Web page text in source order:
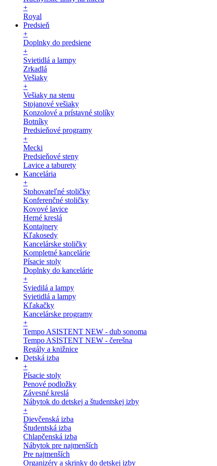
+
Royal
Predsieň
+
Doplnky do predsiene
+
Svietidlá a lampy
Zrkadlá
Vešiaky
+
Vešiaky na stenu
Stojanové vešiaky
Konzolové a prístavné stolíky
Botníky
Predsieňové programy
+
Mecki
Predsieňové steny
Lavice a taburety
Kancelária
+
Stohovateľné stoličky
Konferenčné stoličky
Kovové lavice
Herné kreslá
Kontajnery
Kľakosedy
Kancelárske stoličky
Kompletné kancelárie
Písacie stoly
Doplnky do kancelárie
+
Sviedilá a lampy
Svietidlá a lampy
Kľakačky
Kancelárske programy
+
Tempo ASISTENT NEW - dub sonoma
Tempo ASISTENT NEW - čerešna
Regály a knižnice
Detská izba
+
Písacie stoly
Penové podložky
Závesné kreslá
Nábytok do detskej a študentskej izby
+
Dievčenská izba
Študentská izba
Chlapčenská izba
Nábytok pre najmenších
Pre najmenších
Organizéry a skrinky do detskej izby